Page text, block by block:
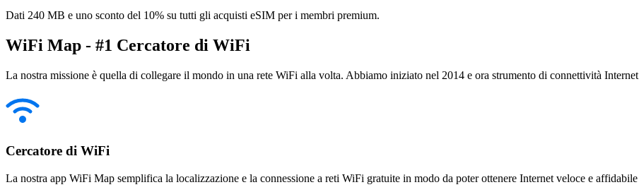
Dati 240 MB e uno sconto del 10% su tutti gli acquisti eSIM per i membri premium.
WiFi Map - #1 Cercatore di WiFi
La nostra missione è quella di collegare il mondo in una rete WiFi alla volta. Abbiamo iniziato nel 2014 e ora strumento di connettività
Cercatore di WiFi
La nostra app WiFi Map semplifica la localizzazione e la connessione a reti WiFi gratuite in modo da poter ottenere Internet veloce e